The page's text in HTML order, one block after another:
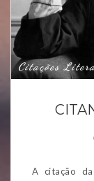
Citações
A citação